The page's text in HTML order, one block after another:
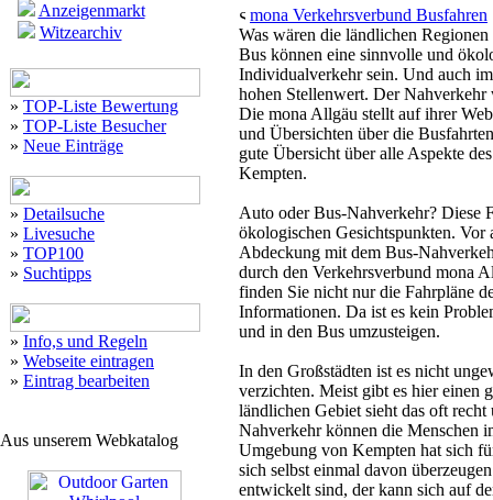
Anzeigenmarkt
Witzearchiv
» TOP-Liste Bewertung
» TOP-Liste Besucher
» Neue Einträge
» Detailsuche
» Livesuche
» TOP100
» Suchtipps
» Info,s und Regeln
» Webseite eintragen
» Eintrag bearbeiten
Aus unserem Webkatalog
mona Verkehrsverbund Busfahren
Was wären die ländlichen
Bus können eine sinnvolle und
Individualverkehr sein. Und auch
hohen Stellenwert. Der
Die mona Allgäu stellt auf ihrer
und Übersichten über die
gute Übersicht über alle Aspekte
Kempten.
Auto oder Bus-Nahverkehr? Diese
ökologischen Gesichtspunkten.
Abdeckung mit dem Bus-
durch den Verkehrsverbund mona
finden Sie nicht nur die Fahrpläne
Informationen. Da ist es kein
und in den Bus umzusteigen.
In den Großstädten ist es nicht
verzichten. Meist gibt es hier einen
ländlichen Gebiet sieht das oft
Nahverkehr können die Menschen
Umgebung von Kempten hat sich
sich selbst einmal davon
entwickelt sind, der kann sich auf